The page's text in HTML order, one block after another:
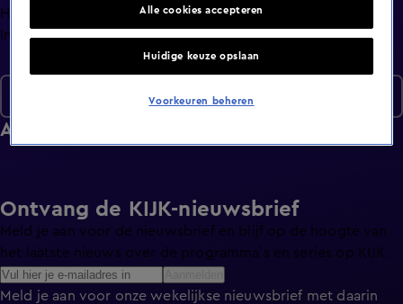
Hoe is het nu met?
Info
Afleveringen
Ontvang de KIJK-nieuwsbrief
Meld je aan voor de nieuwsbrief en blijf op de hoogte van
het laatste nieuws over de programma’s en series op KIJK.
Meld je aan voor onze wekelijkse nieuwsbrief met daarin
Alle cookies accepteren
Huidige keuze opslaan
Voorkeuren beheren